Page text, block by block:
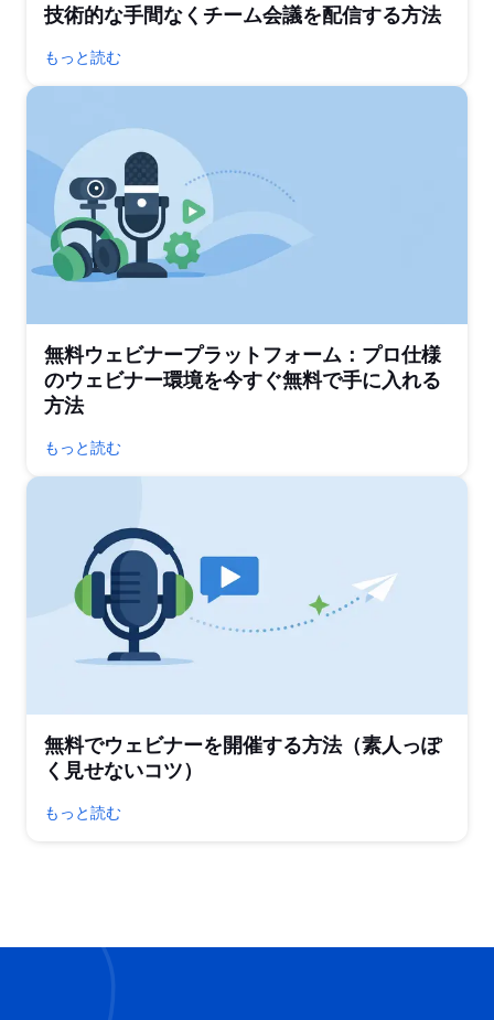
技術的な手間なくチーム会議を配信する方法
もっと読む
無料ウェビナープラットフォーム：プロ仕様
のウェビナー環境を今すぐ無料で手に入れる
方法
もっと読む
無料でウェビナーを開催する方法（素人っぽ
く見せないコツ）
もっと読む